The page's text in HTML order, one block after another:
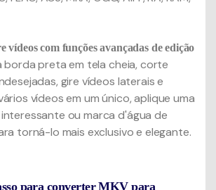
vídeos com funções avançadas de edição
borda preta em tela cheia, corte
gire vídeos laterais e
vídeos em um único, aplique uma
ou marca d'água de
torná-lo mais exclusivo e elegante.
para converter MKV para